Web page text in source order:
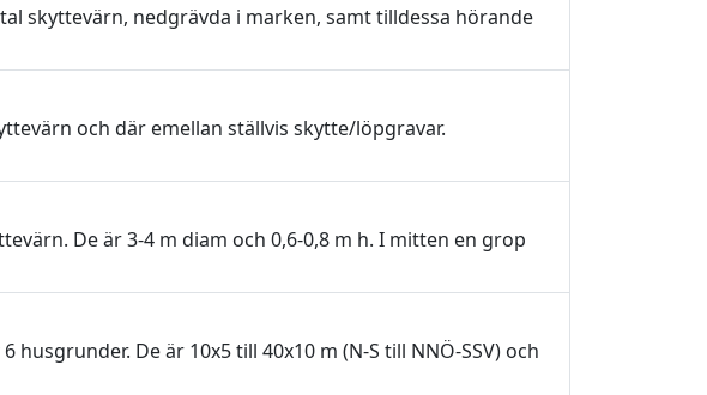
skyttevärn, nedgrävda i marken, samt tilldessa hörande
och där emellan ställvis skytte/löpgravar.
De är 3-4 m diam och 0,6-0,8 m h. I mitten en grop
De är 10x5 till 40x10 m (N-S till NNÖ-SSV) och